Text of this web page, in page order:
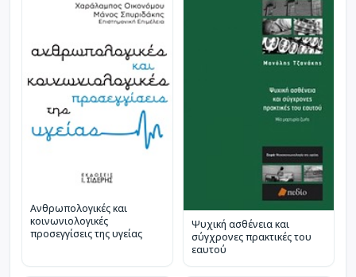
Ανθρωπολογικές και
κοινωνιολογικές
προσεγγίσεις της υγείας
Ψυχική ασθένεια και
σύγχρονες πρακτικές του
εαυτού